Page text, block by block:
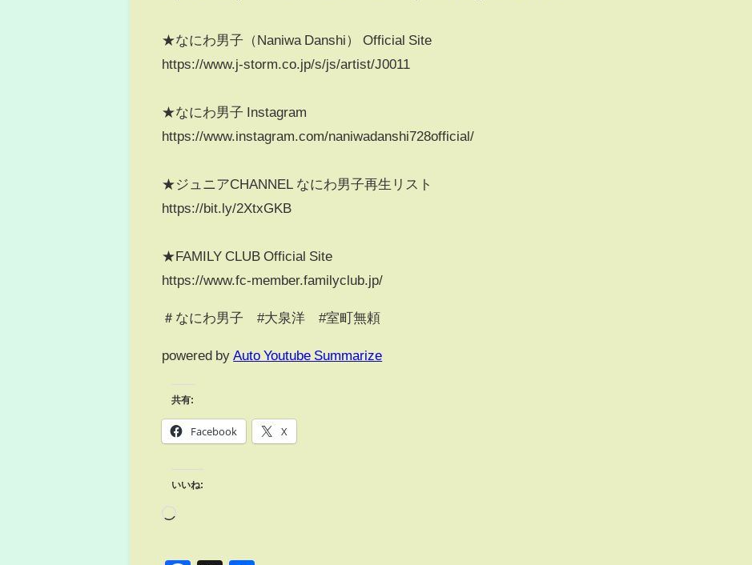
★なにわ男子（Naniwa Danshi） Official Site
https://www.j-storm.co.jp/s/js/artist/J0011
★なにわ男子 Instagram
https://www.instagram.com/naniwadanshi728official/
★ジュニアCHANNEL なにわ男子再生リスト
https://bit.ly/2XtxGKB
★FAMILY CLUB Official Site
https://www.fc-member.familyclub.jp/
＃なにわ男子 #大泉洋 #室町無頼
powered by Auto Youtube Summarize
共有:
Facebook X
いいね: